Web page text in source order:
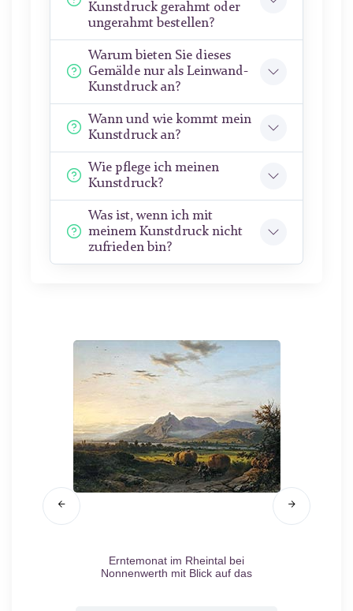
Kunstdruck gerahmt oder
ungerahmt bestellen?
Warum bieten Sie dieses
Gemälde nur als Leinwand-
Kunstdruck an?
Wann und wie kommt mein
Kunstdruck an?
Wie pflege ich meinen
Kunstdruck?
Was ist, wenn ich mit
meinem Kunstdruck nicht
zufrieden bin?
Erntemonat im Rheintal bei
Nonnenwerth mit Blick auf das